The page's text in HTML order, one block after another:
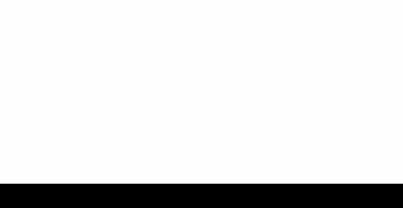
污名化離婚、合理家庭暴力等等的思想有什麼不同。四、仍
以體恤警方在防疫期間業務大增，無法立刻逮到色狼，但他